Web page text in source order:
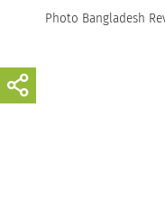
Photo Bangladesh